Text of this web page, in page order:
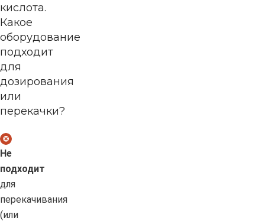
кислота.
Какое
оборудование
подходит
для
дозирования
или
перекачки?
Не
подходит
для
перекачивания
(или